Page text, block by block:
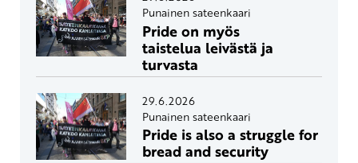
Punainen sateenkaari
Pride on myös
taistelua leivästä ja
turvasta
29.6.2026
Punainen sateenkaari
Pride is also a struggle for
bread and security